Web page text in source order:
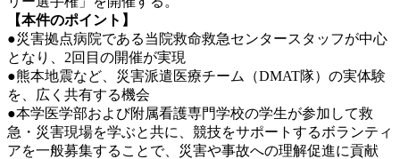
【本件のポイント】
●災害拠点病院である当院救命救急センタースタッフが中心
となり、2回目の開催が実現
●熊本地震など、災害派遣医療チーム（DMAT隊）の実体験
を、広く共有する機会
●本学医学部および附属看護専門学校の学生が参加して救
急・災害現場を学ぶと共に、競技をサポートするボランティ
アを一般募集することで、災害や事故への理解促進に貢献